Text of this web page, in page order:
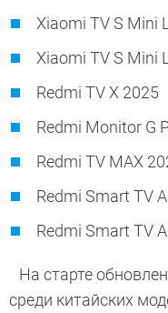
Xiaomi TV S Mini
Xiaomi TV S Mini
Redmi TV X 2025
Redmi Monitor G
Redmi TV MAX
Redmi Smart TV
Redmi Smart TV
На старте
среди китайских